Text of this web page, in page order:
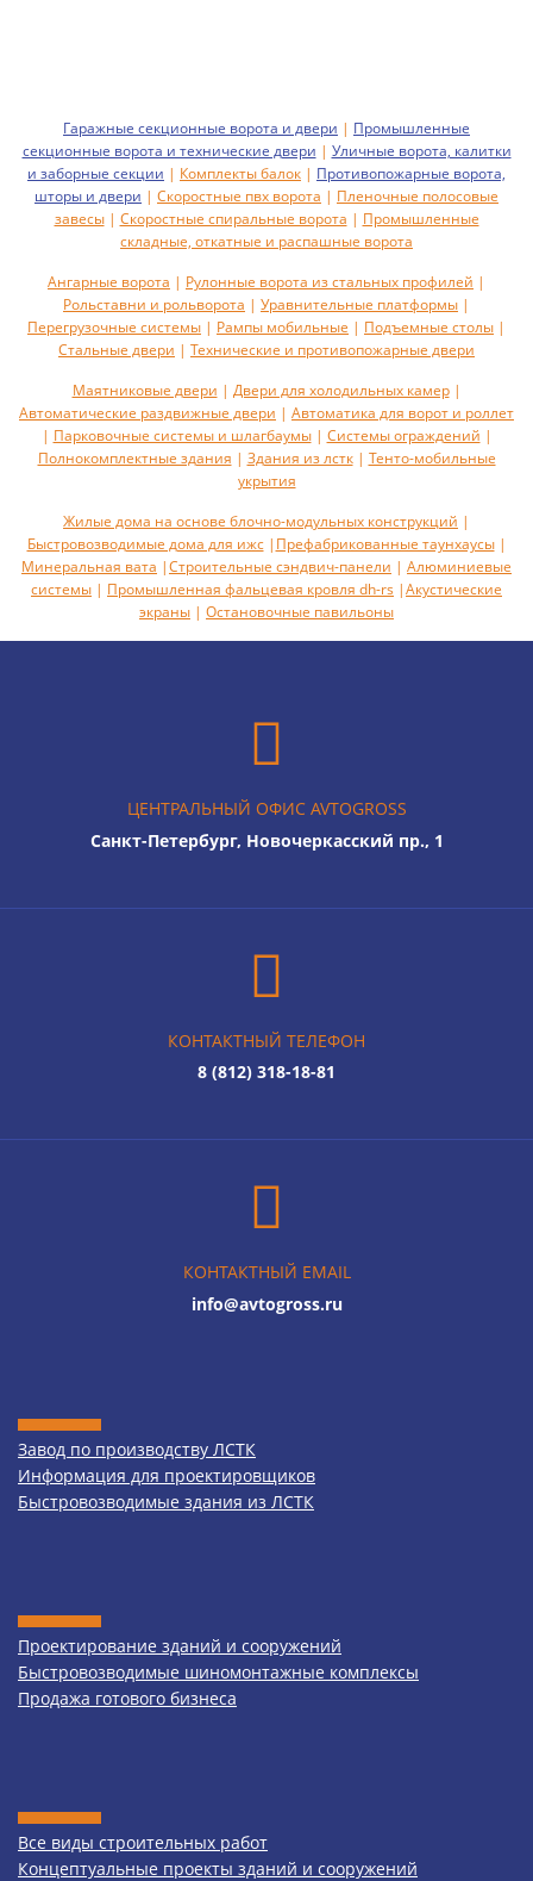
Гаражные секционные ворота и двери | Промышленные
секционные ворота и технические двери | Уличные ворота, калитки
и заборные секции | Комплекты балок | Противопожарные ворота,
шторы и двери | Скоростные пвх ворота | Пленочные полосовые
завесы| Скоростные спиральные ворота | Промышленные
складные, откатные и распашные ворота
Ангарные ворота | Рулонные ворота из стальных профилей |
Рольставни и рольворота | Уравнительные платформы |
Перегрузочные системы | Рампы мобильные | Подъемные столы |
Стальные двери | Технические и противопожарные двери
Маятниковые двери | Двери для холодильных камер|
Автоматические раздвижные двери | Автоматика для ворот и роллет
| Парковочные системы и шлагбаумы| Системы ограждений |
Полнокомплектные здания | Здания из лстк| Тенто-мобильные
укрытия
Жилые дома на основе блочно-модульных конструкций |
Быстровозводимые дома для ижс| Префабрикованные таунхаусы|
Минеральная вата |Строительные сэндвич-панели | Алюминиевые
системы | Промышленная фальцевая кровля dh-rs |Акустическиe
экраны | Остановочные павильоны
ЦЕНТРАЛЬНЫЙ ОФИС AVTOGROSS
Санкт-Петербург, Новочеркасский пр., 1
КОНТАКТНЫЙ ТЕЛЕФОН
8 (812) 318-18-81
КОНТАКТНЫЙ EMAIL
info@avtogross.ru
Завод по производству ЛСТК
Информация для проектировщиков
Быстровозводимые здания из ЛСТК
Проектирование зданий и сооружений
Быстровозводимые шиномонтажные комплексы
Продажа готового бизнеса
Все виды строительных работ
Концептуальные проекты зданий и сооружений